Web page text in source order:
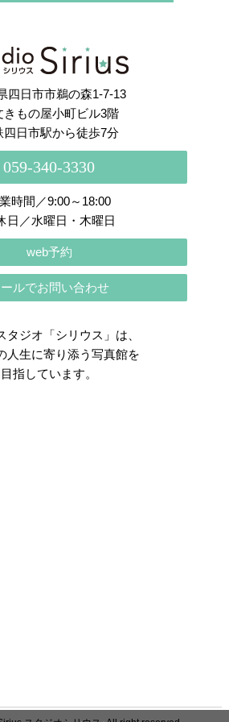
Instagram でフォロー
四日市市鵜の森1-7-13
きもの屋小町ビル3階
四日市駅から徒歩7分
059-340-3330
時間／9:00～18:00
日／水曜日・木曜日
web予約
ールでお問い合わせ
タジオ「シリウス」は、
人生に寄り添う写真館を
目指しています。